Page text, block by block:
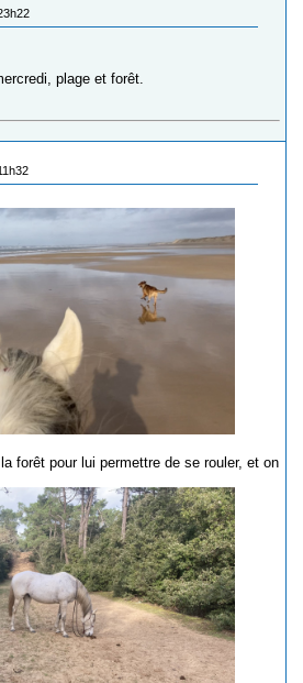
plage et forêt.
forêt pour lui permettre de se rouler, et on